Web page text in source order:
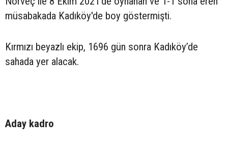
müsabakada Kadıköy'de boy göstermişti.
Kırmızı beyazlı ekip, 1696 gün sonra Kadıköy’de
sahada yer alacak.
Aday kadro